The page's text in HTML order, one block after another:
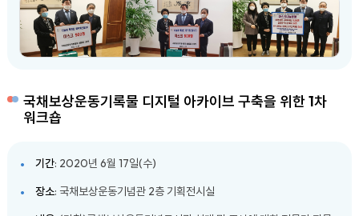
국채보상운동기록물 디지털 아카이브 구축을 위한 1차
워크숍
기간: 2020년 6월 17일(수)
장소: 국채보상운동기념관 2층 기획전시실